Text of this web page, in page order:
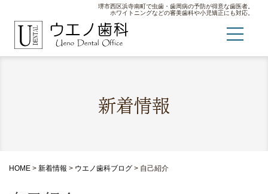
堺市西区浜寺南町で虫歯・歯周病の予防が得意な歯医者。
ホワイトニングなどの審美歯科や小児矯正にも対応。
新着情報
HOME > 新着情報 > ウエノ歯科ブログ > 自己紹介